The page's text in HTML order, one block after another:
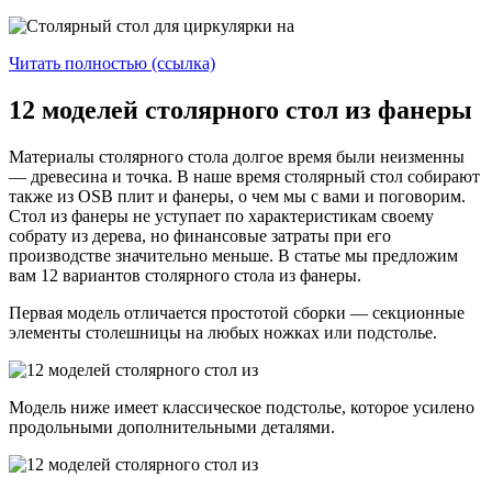
Читать полностью (ссылка)
12 моделей столярного стол из фанеры
Материалы столярного стола долгое время были неизменны
— древесина и точка. В наше время столярный стол собирают
также из OSB плит и фанеры, о чем мы с вами и поговорим.
Стол из фанеры не уступает по характеристикам своему
собрату из дерева, но финансовые затраты при его
производстве значительно меньше. В статье мы предложим
вам 12 вариантов столярного стола из фанеры.
Первая модель отличается простотой сборки — секционные
элементы столешницы на любых ножках или подстолье.
Модель ниже имеет классическое подстолье, которое усилено
продольными дополнительными деталями.